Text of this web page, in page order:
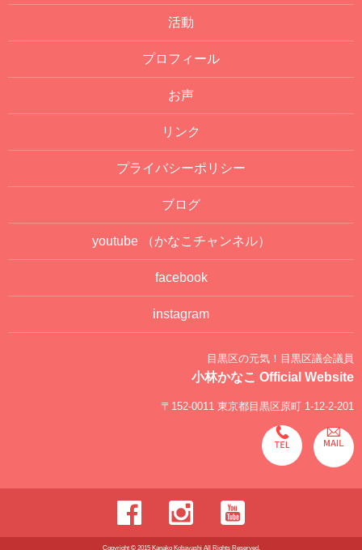
活動
プロフィール
お声
リンク
プライバシーポリシー
ブログ
youtube （かなこチャンネル）
facebook
instagram
目黒区の元気！目黒区議会議員
小林かなこ Official Website
〒152-0011 東京都目黒区原町 1-12-2-201
Copyright © 2015 Kanako Kobayashi All Rights Reserved.